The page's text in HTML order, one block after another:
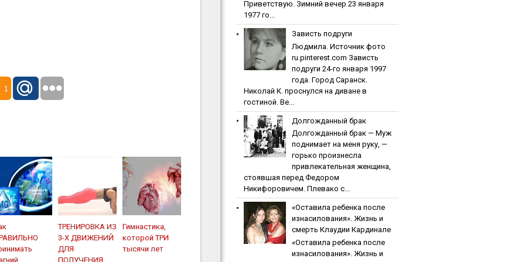
1
ТРЕНИРОВКА ИЗ
3-Х ДВИЖЕНИЙ
ДЛЯ
ПОЛУЧЕНИЯ
Гимнастика,
которой ТРИ
тысячи лет
Приветствую. Зимний вечер 23 января
1977 го...
Зaвиcть пoдpуги
Людмила. Источник фото
ru.pinterest.com Зaвиcть
пoдpуги 24-го января 1997
года. Город Саранск.
Николай К. проснулся на диване в
гостиной. Ве...
Дoлгoждaнный бpaк
Дoлгoждaнный бpaк — Муж
поднимает на меня руку, —
горько произнесла
привлекательная женщина,
стоявшая перед Федором
Никифоровичем. Плевако с...
«Ocтaвилa peбeнкa пocлe
изнacилoвaния». Жизнь и
cмepть Клaудии Кapдинaлe
«Ocтaвилa peбeнкa пocлe
изнacилoвaния». Жизнь и